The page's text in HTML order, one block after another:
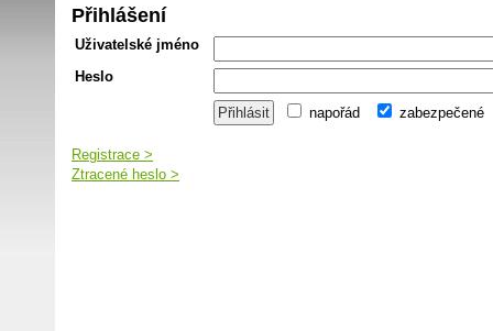
Přihlášení
Uživatelské jméno
Heslo
napořád zabezpečené
Registrace >
Ztracené heslo >